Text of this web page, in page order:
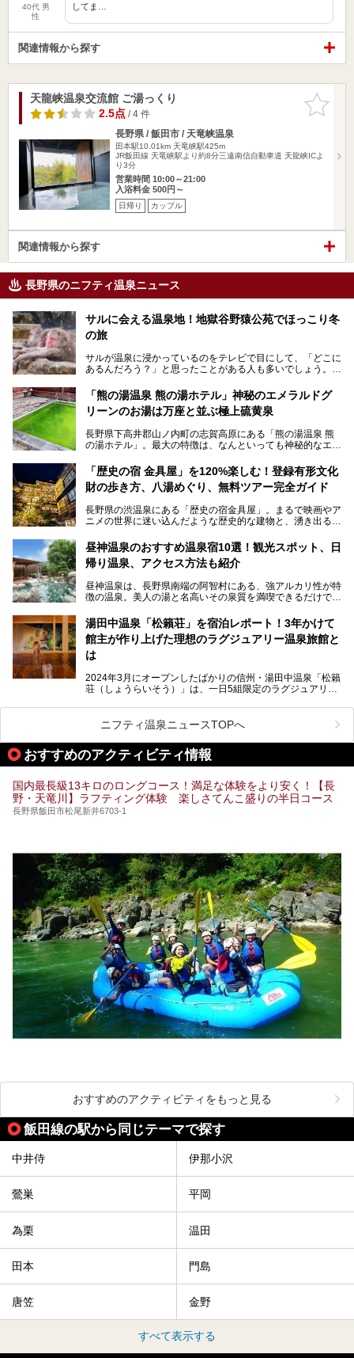
40代 男
性
してま…
関連情報から探す
お気に入
りに追加
天龍峡温泉交流館 ご湯っくり
2.5点/ 4 件
長野県 / 飯田市 / 天竜峡温泉
田本駅10.01km 天竜峡駅425m
JR飯田線 天竜峡駅より約8分三遠南信自動車道 天龍峡ICよ
り3分
営業時間 10:00～21:00
入浴料金 500円～
日帰り カップル
関連情報から探す
長野県のニフティ温泉ニュース
サルに会える温泉地！地獄谷野猿公苑でほっこり冬
の旅
サルが温泉に浸かっているのをテレビで目にして、「どこに
あるんだろう？」と思ったことがある人も多いでしょう。
この微笑ましい光景は、長野県にある「地獄谷野猿公苑」で
見られるもので、野生のサルが雪景色の中で温泉に浸かる姿
を間近で観察できます。
本記事では、地獄谷野猿公苑の魅力や見どころ、サルと温泉
との関係性、地獄谷周辺の観光スポットについて紹介しま
ので、野生のサルを観察する貴重な自然体験と温泉をあわせ
て楽しみたい人は、ぜひ参考にしてください。
「熊の湯温泉 熊の湯ホテル」神秘のエメラルドグ
リーンのお湯は万座と並ぶ極上硫黄泉
長野県下高井郡山ノ内町の志賀高原にある「熊の湯温泉 熊
の湯ホテル」。最大の特徴は、なんといっても神秘的なエメ
リピートするファンも多い温泉です。冬はスキーと一緒に楽
しみたい極上の温泉を紹介します。
「歴史の宿 金具屋」を120%楽しむ！登録有形文化
財の歩き方、八湯めぐり、無料ツアー完全ガイド
長野県の渋温泉にある「歴史の宿金具屋」。まるで映画やア
ニメの世界に迷い込んだような歴史的な建物と、湧き出る温
を隅々まで楽しみたいですよね。この記事では、金具屋での
滞在を最高の思い出にするための「楽しみ方」を徹底的にご
紹介します！
昼神温泉のおすすめ温泉宿10選！観光スポット、日
帰り温泉、アクセス方法も紹介
昼神温泉は、長野県南端の阿智村にある、強アルカリ性が特
徴の温泉。美人の湯と名高いその泉質を満喫できるだけでな
昼神温泉では、朝市などの観光スポットや、信州名物のおや
きを楽しめるグルメスポットなど、観光を楽しむにはぴった
りの場所が豊富にあります。
この記事では、昼神温泉での滞在を充実させる宿泊施設や日
帰り温泉、見どころ満載の観光・グルメスポットに加え、ア
クセス方法も順に紹介します。
湯田中温泉「松籟荘」を宿泊レポート！3年かけて
館主が作り上げた理想のラグジュアリー温泉旅館と
は
2024年3月にオープンしたばかりの信州・湯田中温泉「松籟
荘（しょうらいそう）」は、一日5組限定のラグジュアリー
ライベートに楽しめる非日常感が味わえます。また宿泊者は
道向かいの「よろづや」の大浴場「桃山風呂」や共同浴場の
「湯田中大湯」も利用ができます。
極上のお湯に浸り上質なお料理に舌鼓、特別な日に泊まりた
い湯田中温泉「松籟荘」を、実際に宿泊した目線で紹介しま
ニフティ温泉ニュースTOPへ
おすすめのアクティビティ情報
国内最長級13キロのロングコース！満足な体験をより安く！【長
野・天竜川】ラフティング体験 楽しさてんこ盛りの半日コース
長野県飯田市松尾新井6703-1
おすすめのアクティビティをもっと見る
飯田線の駅から同じテーマで探す
中井侍 伊那小沢
鶯巣 平岡
為栗 温田
田本 門島
唐笠 金野
すべて表示する